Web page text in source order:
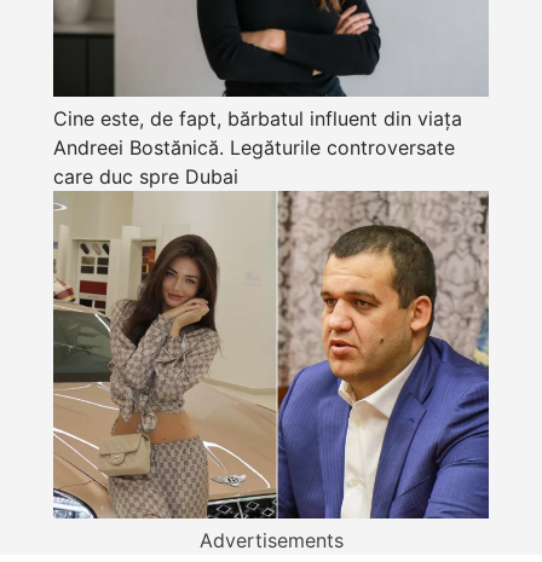
Cine este, de fapt, bărbatul influent din viața
Andreei Bostănică. Legăturile controversate
care duc spre Dubai
Advertisements